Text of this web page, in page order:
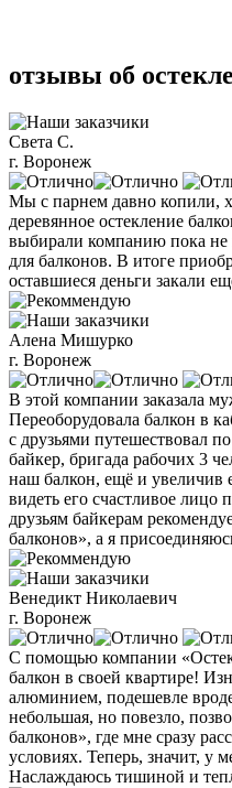
отзывы об
Света С.
г. Воронеж
Мы с парнем давно копили,
деревянное остекление
выбирали компанию пока не
для балконов. В итоге
оставшиеся деньги закали
Алена Мишурко
г. Воронеж
В этой компании заказала
Переоборудовала балкон в
с друзьями путешествовал
байкер, бригада рабочих 3
наш балкон, ещё и увеличив
видеть его счастливое
друзьям байкерам
балконов», а я
Венедикт Николаевич
г. Воронеж
С помощью компании
балкон в своей квартире!
алюминием, подешевле
небольшая, но повезло,
балконов», где мне сразу
условиях. Теперь, значит, у
Наслаждаюсь тишиной и